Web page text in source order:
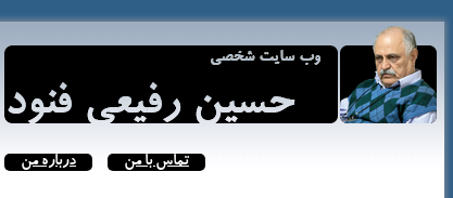
تماس با من درباره من